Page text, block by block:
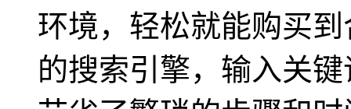
环境，轻松就能购买
的搜索引擎，输入关